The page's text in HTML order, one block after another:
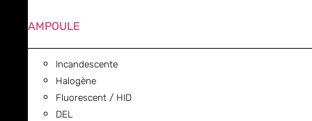
AMPOULE
Incandescente
Halogène
Fluorescent / HID
DEL